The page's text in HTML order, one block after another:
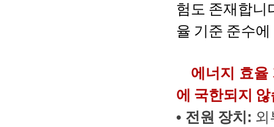
험도 존재합니
율 기준 준수에
에너지 효율
에 국한되지
• 전원 장치 : 외